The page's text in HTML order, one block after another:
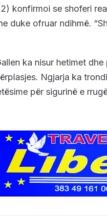
konfirmoi se shoferi
duke ofruar ndihmë.
ka nisur hetimet
Ngjarja ka
për sigurinë e